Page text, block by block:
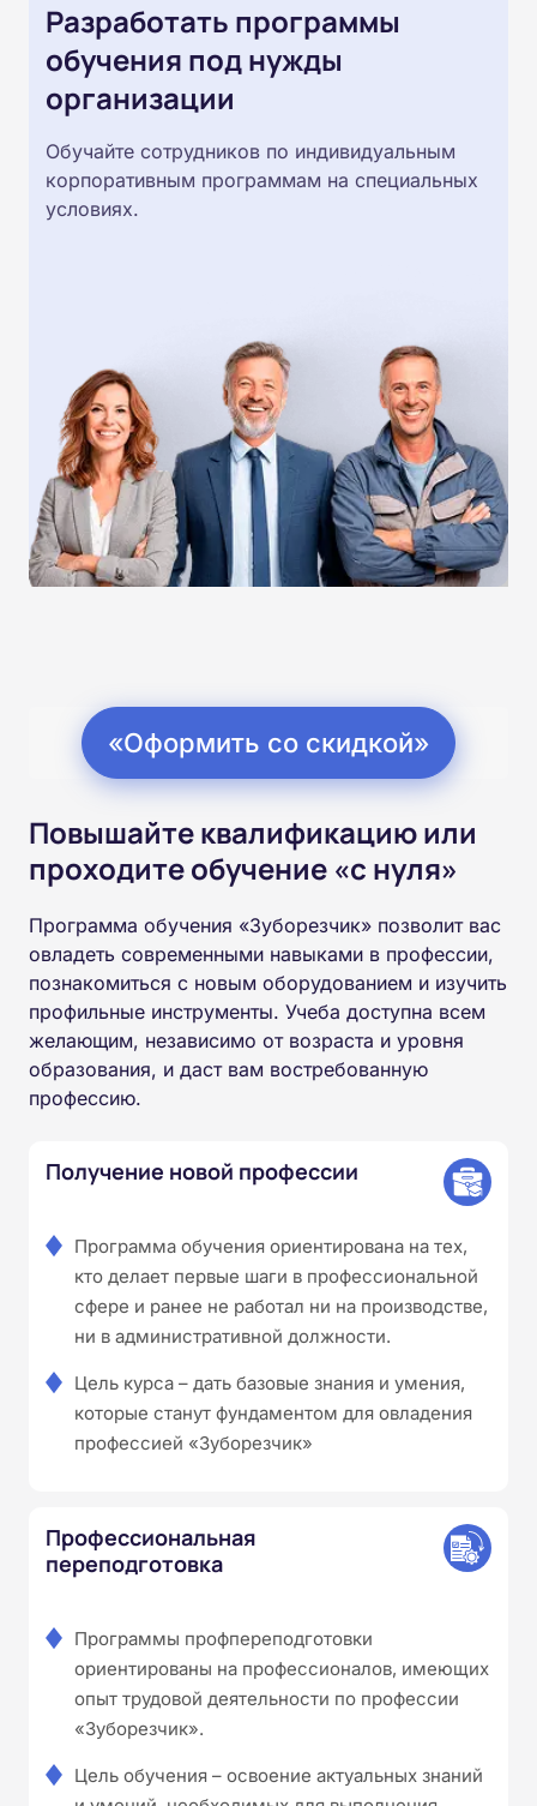
Разработать программы
обучения под нужды
организации
Обучайте сотрудников по индивидуальным
корпоративным программам на специальных
условиях.
«Оформить со скидкой»
Повышайте квалификацию или
проходите обучение «с нуля»
Программа обучения «Зуборезчик» позволит вас
овладеть современными навыками в профессии,
познакомиться с новым оборудованием и изучить
профильные инструменты. Учеба доступна всем
желающим, независимо от возраста и уровня
образования, и даст вам востребованную
профессию.
Получение новой профессии
Программа обучения ориентирована на тех,
кто делает первые шаги в профессиональной
сфере и ранее не работал ни на производстве,
ни в административной должности.
Цель курса – дать базовые знания и умения,
которые станут фундаментом для овладения
профессией «Зуборезчик»
Профессиональная
переподготовка
Программы профпереподготовки
ориентированы на профессионалов, имеющих
опыт трудовой деятельности по профессии
«Зуборезчик».
Цель обучения – освоение актуальных знаний